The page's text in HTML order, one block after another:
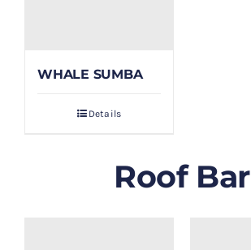
WHALE SUMBA
Details
Roof Bar